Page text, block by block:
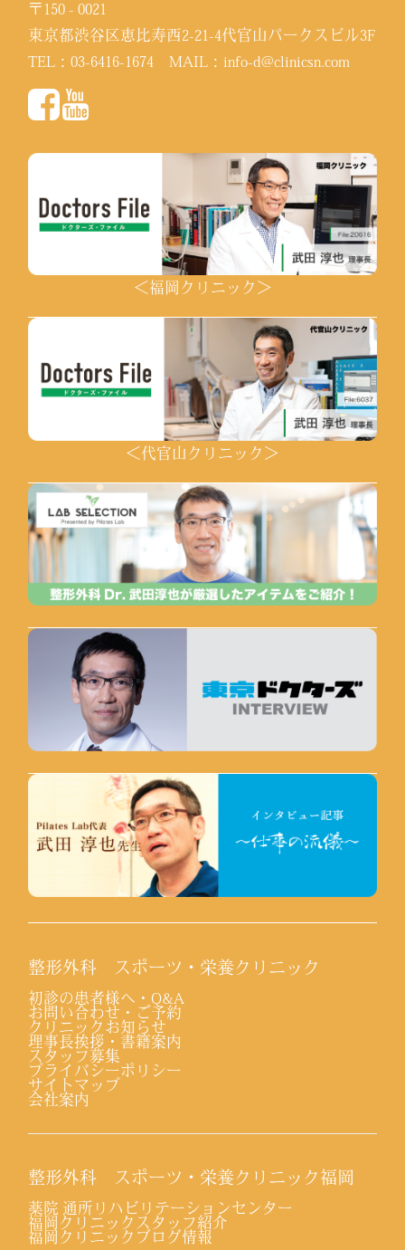
〒150 - 0021
東京都渋谷区恵比寿西2-21-4代官山パークスビル3F
TEL：03-6416-1674 MAIL：info-d@clinicsn.com
＜福岡クリニック＞
＜代官山クリニック＞
整形外科 スポーツ・栄養クリニック
初診の患者様へ・Q&A
お問い合わせ・ご予約
クリニックお知らせ
理事長挨拶・書籍案内
スタッフ募集
プライバシーポリシー
サイトマップ
会社案内
整形外科 スポーツ・栄養クリニック福岡
薬院 通所リハビリテーションセンター
福岡クリニックスタッフ紹介
福岡クリニックブログ情報